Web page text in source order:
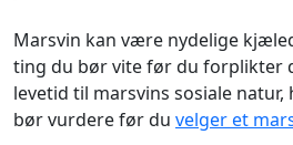
Marsvin kan være nydelige
ting du bør vite før du forplikter
levetid til marsvins sosiale
bør vurdere før du velger et